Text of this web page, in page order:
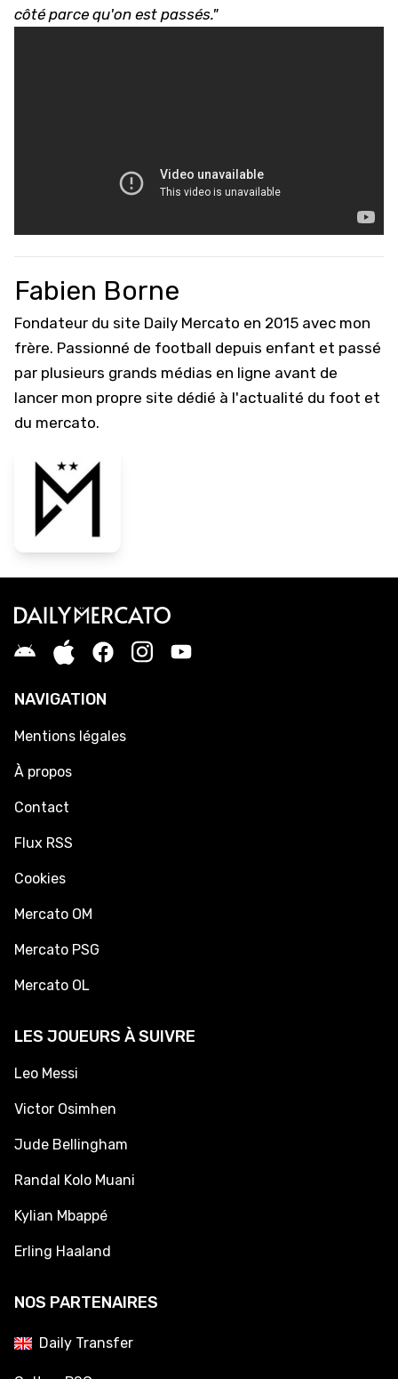
côté parce qu'on est passés."
Fabien Borne
Fondateur du site Daily Mercato en 2015 avec mon
frère. Passionné de football depuis enfant et passé
par plusieurs grands médias en ligne avant de
lancer mon propre site dédié à l'actualité du foot et
du mercato.
NAVIGATION
Mentions légales
À propos
Contact
Flux RSS
Cookies
Mercato OM
Mercato PSG
Mercato OL
LES JOUEURS À SUIVRE
Leo Messi
Victor Osimhen
Jude Bellingham
Randal Kolo Muani
Kylian Mbappé
Erling Haaland
NOS PARTENAIRES
Daily Transfer